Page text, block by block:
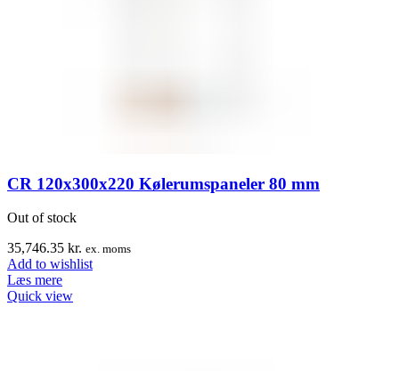
CR 120x300x220 Kølerumspaneler 80 mm
Out of stock
35,746.35 kr. ex. moms
Add to wishlist
Læs mere
Quick view